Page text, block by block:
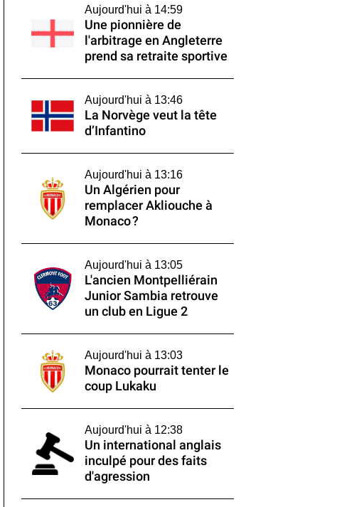
Aujourd'hui à 14:59
Une pionnière de
l'arbitrage en Angleterre
prend sa retraite sportive
Aujourd'hui à 13:46
La Norvège veut la tête
d’Infantino
Aujourd'hui à 13:16
Un Algérien pour
remplacer Akliouche à
Monaco ?
Aujourd'hui à 13:05
L'ancien Montpelliérain
Junior Sambia retrouve
un club en Ligue 2
Aujourd'hui à 13:03
Monaco pourrait tenter le
coup Lukaku
Aujourd'hui à 12:38
Un international anglais
inculpé pour des faits
d'agression